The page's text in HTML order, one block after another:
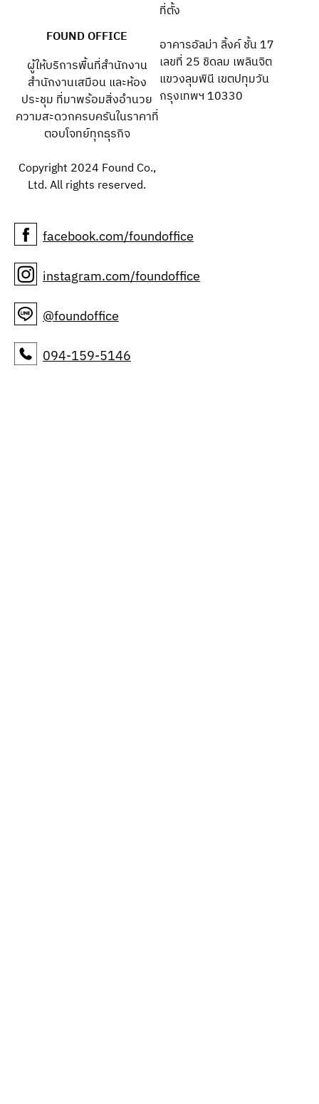
FOUND OFFICE
ผู้ให้บริการพื้นที่สำนักงาน
สำนักงานเสมือน และห้อง
ประชุม ที่มาพร้อมสิ่งอำนวย
ความสะดวกครบครันในราคาที่
ตอบโจทย์ทุกธุรกิจ
Copyright 2024 Found Co.,
Ltd. All rights reserved.
ที่ตั้ง
อาคารอัลม่า ลิ้งค์ ชั้น 17
เลขที่ 25 ชิดลม เพลินจิต
แขวงลุมพินี เขตปทุมวัน
กรุงเทพฯ 10330
facebook.com/foundoffice
instagram.com/foundoffice
@foundoffice
094-159-5146